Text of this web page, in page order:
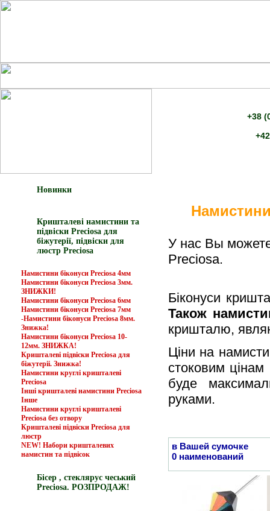
+38
Новинки
Кришталеві намистини та
підвіски Preciosa для
біжутерії, підвіски для
люстр Preciosa
Намистини біконуси Preciosa 4мм
Намистини біконуси Preciosa 3мм.
ЗНИЖКИ!
Намистини біконуси Preciosa 6мм
Намистини біконуси Preciosa 7мм
-Намистини біконуси Preciosa 8мм.
Знижка!
Намистини біконуси Preciosa 10-
12мм. ЗНИЖКА!
Кришталеві підвіски Preciosa для
біжутеріі. Знижка!
Намистини круглі кришталеві
Preciosa
Інші кришталеві намистини Preciosa
Інше
Намистини круглі кришталеві
Preciosa без отвору
Кришталеві підвіски Preciosa для
люстр
NEW! Набори кришталевих
намистин та підвісок
Бісер , стеклярус чеський
Preciosa. РОЗПРОДАЖ!
У нас Вы
Preciosa.
Біконуси
Також
кришталю,
Ціни на
стоковим
буде
руками.
в Вашей сумочке
0 наименований